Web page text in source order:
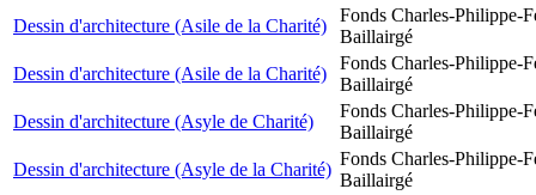
Dessin d'architecture (Asile de la Charité)
Fonds Charles-Philippe-
Baillairgé
Dessin d'architecture (Asile de la Charité)
Fonds Charles-Philippe-
Baillairgé
Dessin d'architecture (Asyle de Charité)
Fonds Charles-Philippe-
Baillairgé
Dessin d'architecture (Asyle de la Charité)
Fonds Charles-Philippe-
Baillairgé